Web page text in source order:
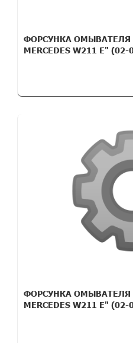
ФОРСУНКА ОМЫВАТЕЛЯ
MERCEDES W211 E" (02-
ФОРСУНКА ОМЫВАТЕЛЯ
MERCEDES W211 E" (02-